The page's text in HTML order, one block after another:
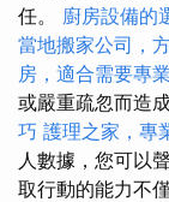
任。 廚房設備的
當地搬家公司，
房，適合需要專
或嚴重疏忽而造
巧 護理之家，專
人數據，您可以
取行動的能力不